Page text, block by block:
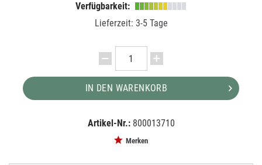
Verfügbarkeit:
Lieferzeit: 3-5 Tage
IN DEN WARENKORB
Artikel-Nr.: 800013710
Merken